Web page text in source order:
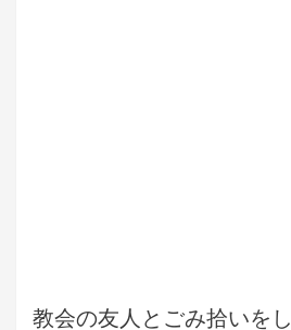
教会の友人とごみ拾いをし